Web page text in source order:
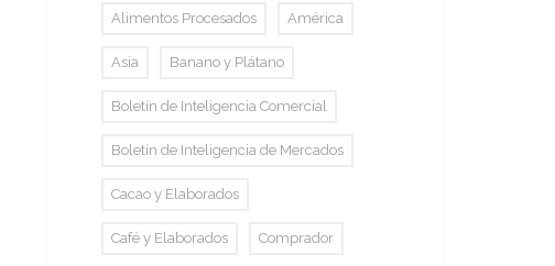
Alimentos Procesados América
Asia Banano y Plátano
Boletín de Inteligencia Comercial
Boletín de Inteligencia de Mercados
Cacao y Elaborados
Café y Elaborados Comprador